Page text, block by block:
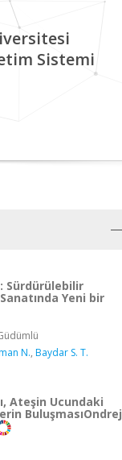
Sistemi
Sürdürülebilir
Yeni bir
N., Baydar S. T.
Ateşin Ucundaki
BuluşmasıOndrej